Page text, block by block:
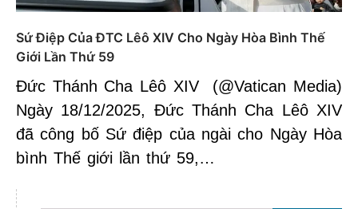
Sứ Điệp Của ĐTC Lêô XIV Cho Ngày Hòa Bình Thế
Giới Lần Thứ 59
Đức Thánh Cha Lêô XIV (@Vatican Media)
Ngày 18/12/2025, Đức Thánh Cha Lêô XIV
đã công bố Sứ điệp của ngài cho Ngày Hòa
bình Thế giới lần thứ 59,…